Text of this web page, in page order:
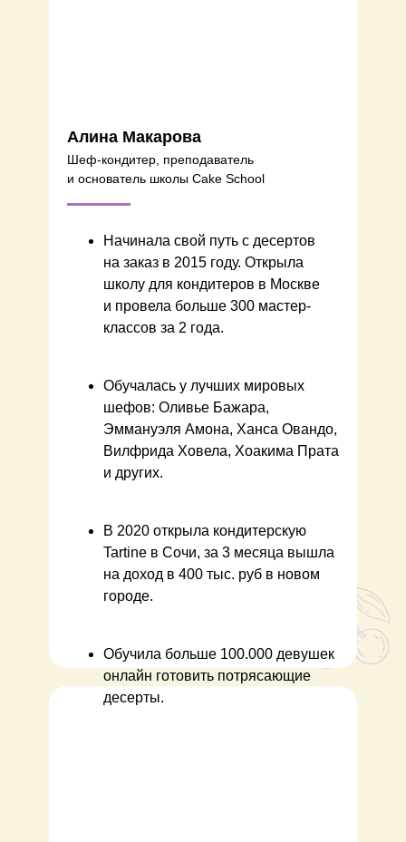
Алина Макарова
Начинала свой путь с десертов
на заказ в 2015 году. Открыла
школу для кондитеров в Москве
и провела больше 300 мастер-
классов за 2 года.
Обучалась у лучших мировых
шефов: Оливье Бажара,
Эммануэля Амона, Ханса Овандо,
Вилфрида Ховела, Хоакима Прата
и других.
В 2020 открыла кондитерскую
Tartine в Сочи, за 3 месяца вышла
на доход в 400 тыс. руб в новом
городе.
Обучила больше 100.000 девушек
онлайн готовить потрясающие
десерты.
Шеф-кондитер, преподаватель
и основатель школы Cake School